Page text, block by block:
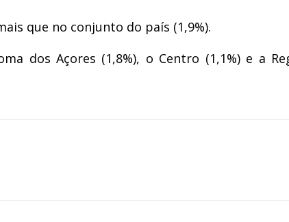
que no conjunto do país (1,9%).
dos Açores (1,8%), o Centro (1,1%) e a